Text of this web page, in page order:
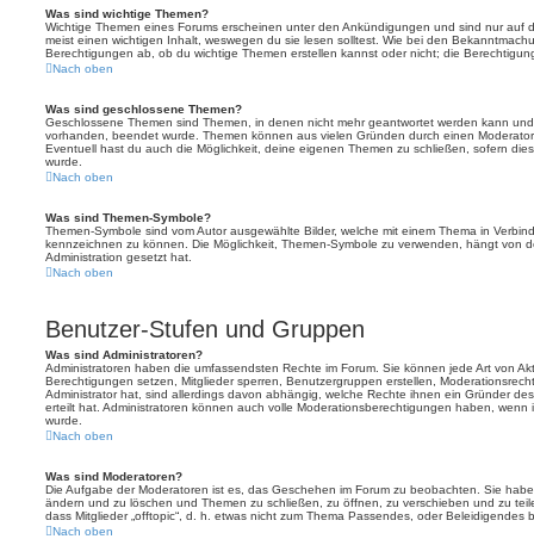
Was sind wichtige Themen?
Wichtige Themen eines Forums erscheinen unter den Ankündigungen und sind nur auf
meist einen wichtigen Inhalt, weswegen du sie lesen solltest. Wie bei den
Berechtigungen ab, ob du wichtige Themen erstellen kannst oder nicht; die
Nach oben
Was sind geschlossene Themen?
Geschlossene Themen sind Themen, in denen nicht mehr geantwortet werden kann
vorhanden, beendet wurde. Themen können aus vielen Gründen durch einen
Eventuell hast du auch die Möglichkeit, deine eigenen Themen zu schließen, sofern
wurde.
Nach oben
Was sind Themen-Symbole?
Themen-Symbole sind vom Autor ausgewählte Bilder, welche mit einem Thema in
kennzeichnen zu können. Die Möglichkeit, Themen-Symbole zu verwenden, hängt von
Administration gesetzt hat.
Nach oben
Benutzer-Stufen und Gruppen
Was sind Administratoren?
Administratoren haben die umfassendsten Rechte im Forum. Sie können jede Art von
Berechtigungen setzen, Mitglieder sperren, Benutzergruppen erstellen,
Administrator hat, sind allerdings davon abhängig, welche Rechte ihnen ein Gründer
erteilt hat. Administratoren können auch volle Moderationsberechtigungen haben,
wurde.
Nach oben
Was sind Moderatoren?
Die Aufgabe der Moderatoren ist es, das Geschehen im Forum zu beobachten. Sie
ändern und zu löschen und Themen zu schließen, zu öffnen, zu verschieben und zu
dass Mitglieder „offtopic“, d. h. etwas nicht zum Thema Passendes, oder Beleidigendes
Nach oben